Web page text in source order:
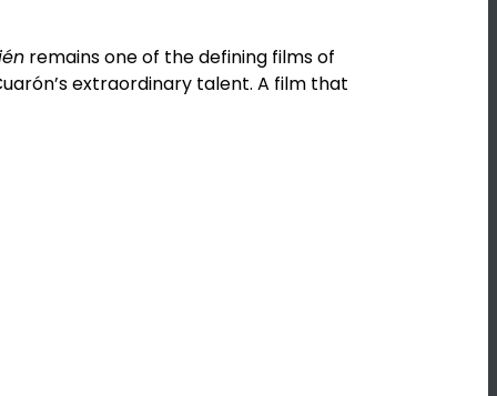
remains one of the defining films of
extraordinary talent. A film that